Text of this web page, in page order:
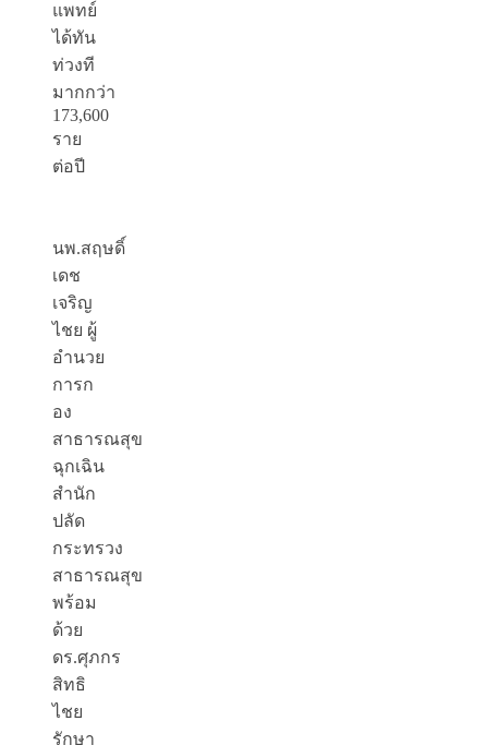
แพทย์
ได้ทัน
ท่วงที
มากกว่า
173,600
ราย
ต่อปี
นพ.สฤษดิ์
เดช
เจริญ
ไชย ผู้
อำนวย
การก
อง
สาธารณสุข
ฉุกเฉิน
สำนัก
ปลัด
กระทรวง
สาธารณสุข
พร้อม
ด้วย
ดร.ศุภกร
สิทธิ
ไชย
รักษา